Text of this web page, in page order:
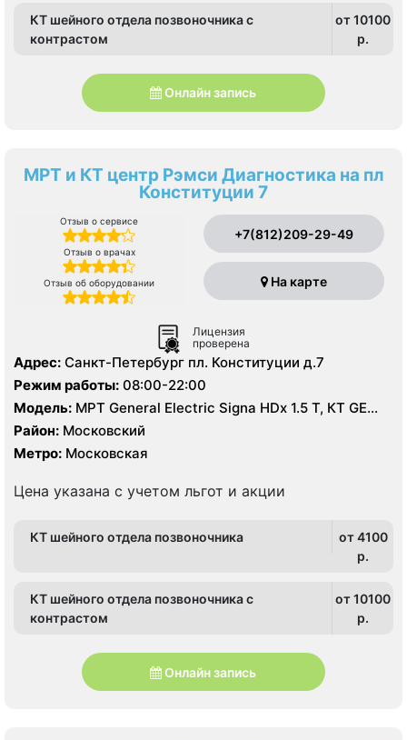
КТ шейного отдела позвоночника с
контрастом
от 10100
p.
Онлайн запись
МРТ и КТ центр Рэмси Диагностика на пл
Конституции 7
Отзыв о сервисе
Отзыв о врачах
Отзыв об оборудовании
+7(812)209-29-49
На карте
Лицензия
проверена
Адрес: Санкт-Петербург пл. Конституции д.7
Режим работы: 08:00-22:00
Модель: МРТ General Electric Signa HDх 1.5 T, КТ GE
Optima 660 64 среза
Район: Московский
Метро: Московская
Цена указана с учетом льгот и акции
КТ шейного отдела позвоночника
от 4100
p.
КТ шейного отдела позвоночника с
контрастом
от 10100
p.
Онлайн запись